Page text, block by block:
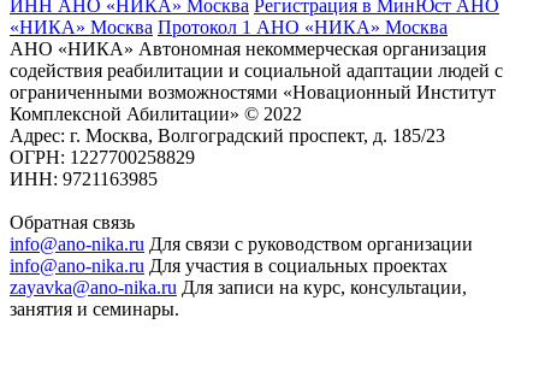
ИНН АНО «НИКА» Москва Регистрация в МинЮст АНО
«НИКА» Москва Протокол 1 АНО «НИКА» Москва
АНО «НИКА» Автономная некоммерческая организация
содействия реабилитации и социальной адаптации людей с
ограниченными возможностями «Новационный Институт
Комплексной Абилитации» © 2022
Адрес: г. Москва, Волгоградский проспект, д. 185/23
ОГРН: 1227700258829
ИНН: 9721163985
Обратная связь
info@ano-nika.ru Для связи с руководством организации
info@ano-nika.ru Для участия в социальных проектах
zayavka@ano-nika.ru Для записи на курс, консультации,
занятия и семинары.